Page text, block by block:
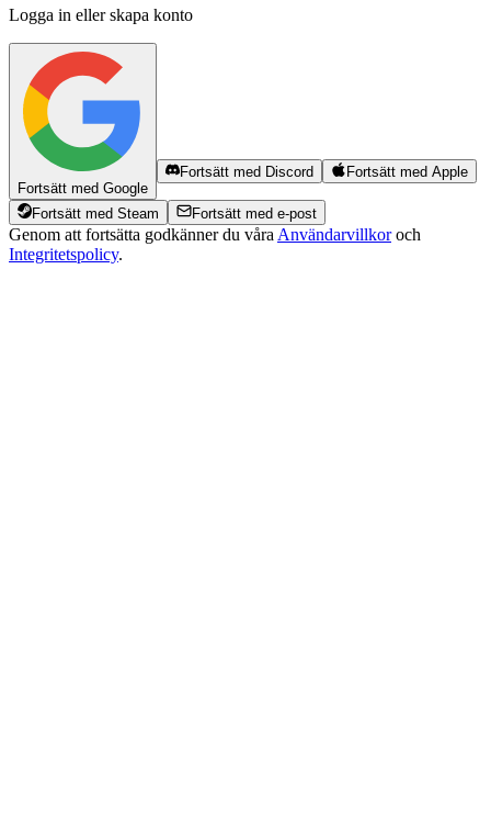
Logga in eller skapa konto
Fortsätt med Google
Fortsätt med Discord Fortsätt med Apple
Fortsätt med Steam Fortsätt med e-post
Genom att fortsätta godkänner du våra Användarvillkoroch
Integritetspolicy.